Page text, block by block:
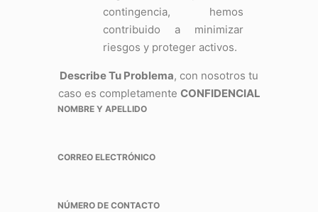
contingencia, hemos
contribuido a minimizar
riesgos y proteger activos.
Describe Tu Problema, con nosotros tu
caso es completamente CONFIDENCIAL
NOMBRE Y APELLIDO
CORREO ELECTRÓNICO
NÚMERO DE CONTACTO